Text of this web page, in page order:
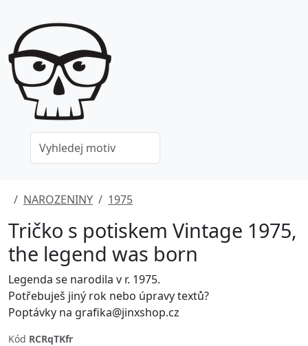
NAROZENINY 1975
Tričko s potiskem Vintage 1975,
the legend was born
Legenda se narodila v r. 1975.
Potřebuješ jiný rok nebo úpravy textů?
Poptávky na grafika@jinxshop.cz
Kód RCRqTKfr